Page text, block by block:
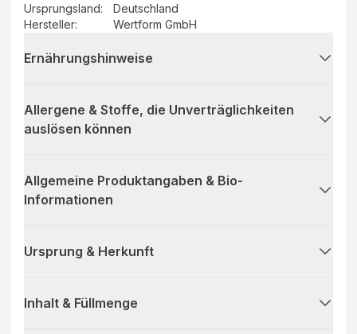
Ursprungsland:
Deutschland
Hersteller: Wertform GmbH
Ernährungshinweise
Allergene & Stoffe, die Unverträglichkeiten
auslösen können
Allgemeine Produktangaben & Bio-
Informationen
Ursprung & Herkunft
Inhalt & Füllmenge